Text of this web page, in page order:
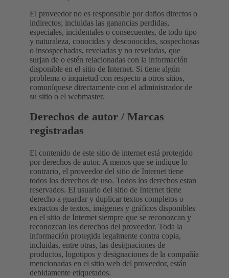
El proveedor no es responsable por daños directos o
indirectos; incluidas las ganancias perdidas,
especiales, incidentales o consecuentes, de todo tipo
y naturaleza, conocidas y desconocidas, sospechosas
o insospechadas, reveladas y no reveladas, que
surjan de o estén relacionadas con la información
disponible en el sitio de Internet. Si tiene algún
problema o inquietud con respecto a otros sitios,
comuníquese directamente con el administrador de
su sitio o el webmaster.
Derechos de autor / Marcas
registradas
El contenido de este sitio de internet está protegido
por derechos de autor. A menos que se indique lo
contrario, el proveedor del sitio de Internet tiene
todos los derechos de uso. Todos los derechos estan
reservados. El usuario del sitio de Internet tiene
derecho a guardar y duplicar textos completos o
extractos de textos, imágenes y gráficos disponibles
en el sitio de Internet siempre que se reconozcan y
reconozcan los derechos del proveedor. Toda la
información protegida legalmente contra copia,
incluidas, entre otras, las designaciones de
productos, logotipos y designaciones de la compañía
mencionadas en el sitio web del proveedor, están
debidamente etiquetados.